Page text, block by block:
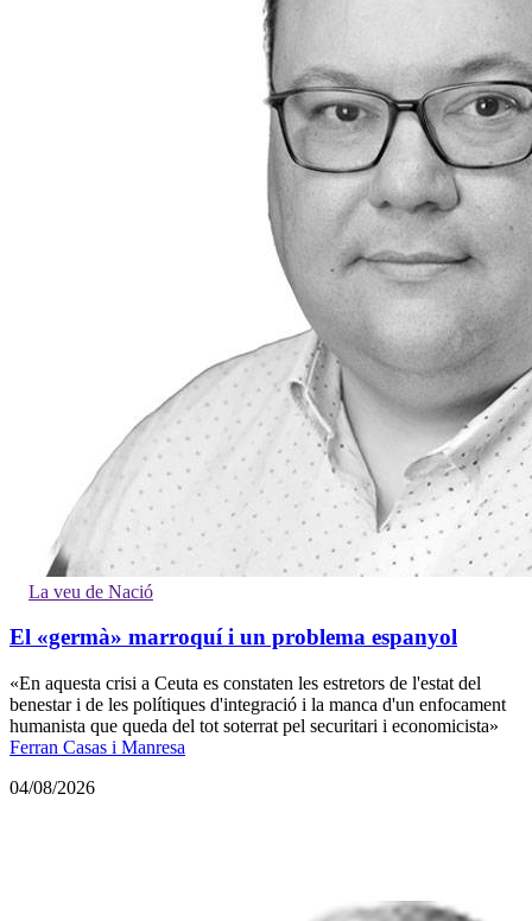
La veu de Nació
El «germà» marroquí i un problema espanyol
«En aquesta crisi a Ceuta es constaten les estretors de l'estat del
benestar i de les polítiques d'integració i la manca d'un enfocament
humanista que queda del tot soterrat pel securitari i economicista»
Ferran Casas i Manresa
04/08/2026